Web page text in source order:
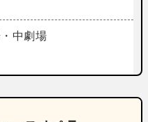
中劇場